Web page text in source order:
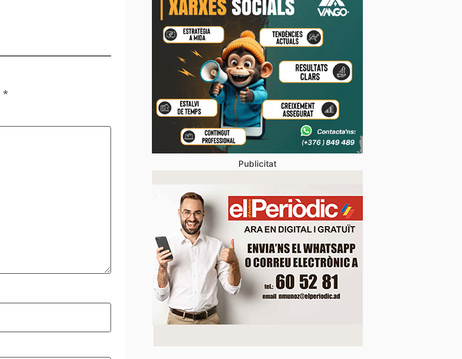
Els establiments es fan forts davant una demanda
al 95% en un juliol que ja és històric
*
Publicitat